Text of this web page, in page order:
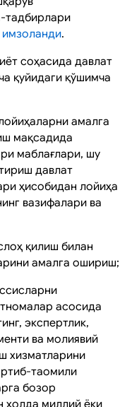
тадбирлари
имзоланди.
соҳасида давлат
қуйидаги қўшимча
амалга
мақсадида
маблағлари, шу
давлат
ҳисобидан лойиҳа
вазифалари ва
қилиш билан
амалга ошириш;
асосида
экспертлик,
ва молиявий
хизматларини
таомили
бозор
ҳолда миллий ёки